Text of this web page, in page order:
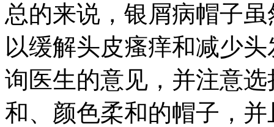
总的来说，银屑病帽子
以缓解头皮瘙痒和减少
询医生的意见，并注意
和、颜色柔和的帽子，